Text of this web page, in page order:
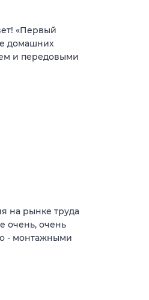
«Первый
домашних
и передовыми
на рынке труда
очень, очень
- монтажными